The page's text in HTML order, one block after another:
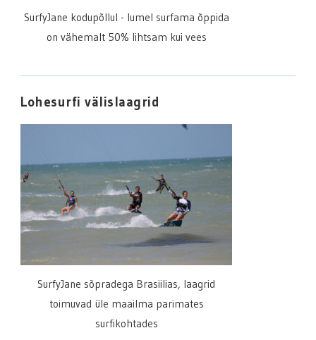
SurfyJane kodupõllul - lumel surfama õppida
on vähemalt 50% lihtsam kui vees
Lohesurfi välislaagrid
SurfyJane sõpradega Brasiilias, laagrid
toimuvad üle maailma parimates
surfikohtades